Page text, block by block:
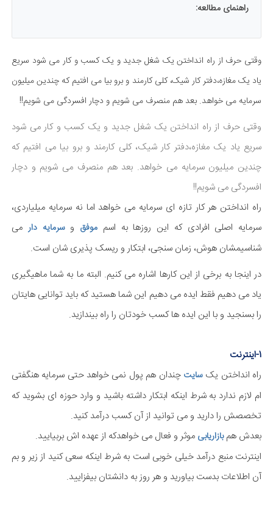
راهنمای مطالعه:
وقتی حرف از راه انداختن یک شغل جدید و یک کسب و کار می شود سریع
یاد یک مغازه،دفتر کار شیک، کلی کارمند و برو بیا می افتیم که چندین میلیون
سرمایه می خواهد. بعد هم منصرف می شویم و دچار افسردگی می شویم!!
وقتی حرف از راه انداختن یک شغل جدید و یک کسب و کار می شود
سریع یاد یک مغازه،دفتر کار شیک، کلی کارمند و برو بیا می افتیم که
چندین میلیون سرمایه می خواهد. بعد هم منصرف می شویم و دچار
افسردگی می شویم!!
راه انداختن هر کار تازه ای سرمایه می خواهد اما نه سرمایه میلیاردی،
سرمایه اصلی افرادی که این روزها به اسم موفق وسرمایه دار می
شناسیمشان هوش، زمان سنجی، ابتکار و ریسک پذیری شان است.
در اینجا به برخی از این کارها اشاره می کنیم. البته ما به شما ماهیگیری
یاد می دهیم فقط ایده می دهیم این شما هستید که باید توانایی هایتان
را بسنجید و با این ایده ها کسب خودتان را راه بیندازید.
1-اینترنت
راه انداختن یکسایت چندان هم پول نمی خواهد حتی سرمایه هنگفتی
ام لازم ندارد به شرط اینکه ابتکار داشته باشید و وارد حوزه ای بشوید که
تخصصش را دارید و می توانید از آن کسب درآمد کنید.
بعدش همبازاریابی موثر و فعال می خواهدکه از عهده اش بربیایید.
اینترنت منبع درآمد خیلی خوبی است به شرط اینکه سعی کنید از زیر و بم
آن اطلاعات بدست بیاورید و هر روز به دانشتان بیفزایید.